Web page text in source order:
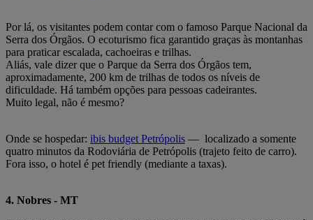
Por lá, os visitantes podem contar com o famoso Parque Nacional da
Serra dos Órgãos. O ecoturismo fica garantido graças às montanhas
para praticar escalada, cachoeiras e trilhas.
Aliás, vale dizer que o Parque da Serra dos Órgãos tem,
aproximadamente, 200 km de trilhas de todos os níveis de
dificuldade. Há também opções para pessoas cadeirantes.
Muito legal, não é mesmo?
Onde se hospedar: ibis budget Petrópolis — localizado a somente
quatro minutos da Rodoviária de Petrópolis (trajeto feito de carro).
Fora isso, o hotel é pet friendly (mediante a taxas).
4. Nobres - MT